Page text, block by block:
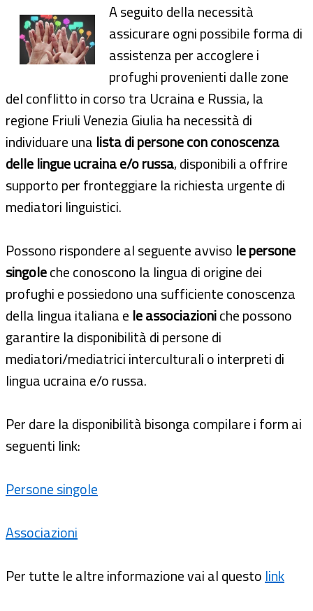
A seguito della necessità
assicurare ogni possibile forma di
assistenza per accoglere i
profughi provenienti dalle zone
del conflitto in corso tra Ucraina e Russia, la
regione Friuli Venezia Giulia ha necessità di
individuare una lista di persone con conoscenza
delle lingue ucraina e/o russa, disponibili a offrire
supporto per fronteggiare la richiesta urgente di
mediatori linguistici.
Possono rispondere al seguente avviso le persone
singoleche conoscono la lingua di origine dei
profughi e possiedono una sufficiente conoscenza
della lingua italiana e le associazioniche possono
garantire la disponibilità di persone di
mediatori/mediatrici interculturali o interpreti di
lingua ucraina e/o russa.
Per dare la disponibilità bisonga compilare i form ai
seguenti link:
Persone singole
Associazioni
Per tutte le altre informazione vai al questo link